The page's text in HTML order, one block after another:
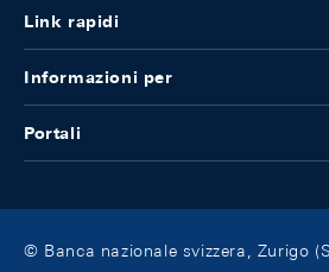
Link rapidi
Informazioni per
Portali
© Banca nazionale svizzera, Zurigo